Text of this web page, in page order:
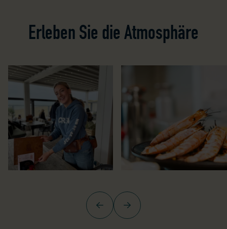
Erleben Sie die Atmosphäre
Zurück Weiter